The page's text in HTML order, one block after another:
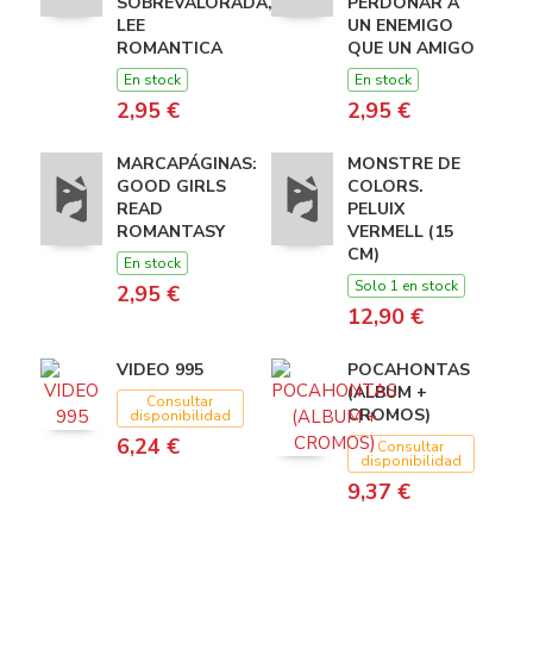
LEE
ROMANTICA
En stock
2,95 €
UN ENEMIGO
QUE UN AMIGO
En stock
2,95 €
MARCAPÁGINAS:
GOOD GIRLS
READ
ROMANTASY
En stock
2,95 €
MONSTRE DE
COLORS.
PELUIX
VERMELL (15
CM)
Solo 1 en stock
12,90 €
VIDEO 995
Consultar
disponibilidad
6,24 €
POCAHONTAS
(ALBUM +
CROMOS)
Consultar
disponibilidad
9,37 €